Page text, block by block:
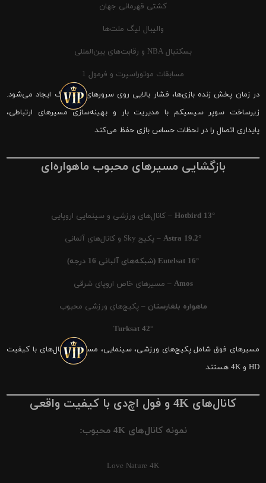
کشتی قهرمانی جهان
والیبال لیگ ملت‌ها
بسکتبال NBA و رقابت‌های بین‌المللی
مسابقات موتوراسپرت و فرمول 1
در زمان پخش زنده بازی‌ها، فشار بالایی روی سرورهای شیرینگ ایجاد می‌شود.
زیرساخت سوپر سیسیکم با مدیریت بار و بهینه‌سازی مسیرهای ارتباطی،
پایداری اتصال را در لحظات حساس بازی حفظ می‌کند.
بازگشایی مسیرهای محبوب ماهواره‌ای
Hotbird 13° – کانال‌های ورزشی و سینمایی اروپایی
Astra 19.2° – پکیج Sky و کانال‌های آلمانی
Eutelsat 16° (شبکه‌های آلبانی 16 درجه)
Amos – مسیرهای خاص اروپای شرقی
ماهواره بلغارستان – پکیج‌های ورزشی محبوب
Turksat 42°
مسیرهای فوق شامل پکیج‌های ورزشی، سینمایی، مستند و کانال‌های با کیفیت
HD و 4K هستند.
کانال‌های 4K و فول اچ‌دی با کیفیت واقعی
نمونه کانال‌های 4K محبوب:
Love Nature 4K